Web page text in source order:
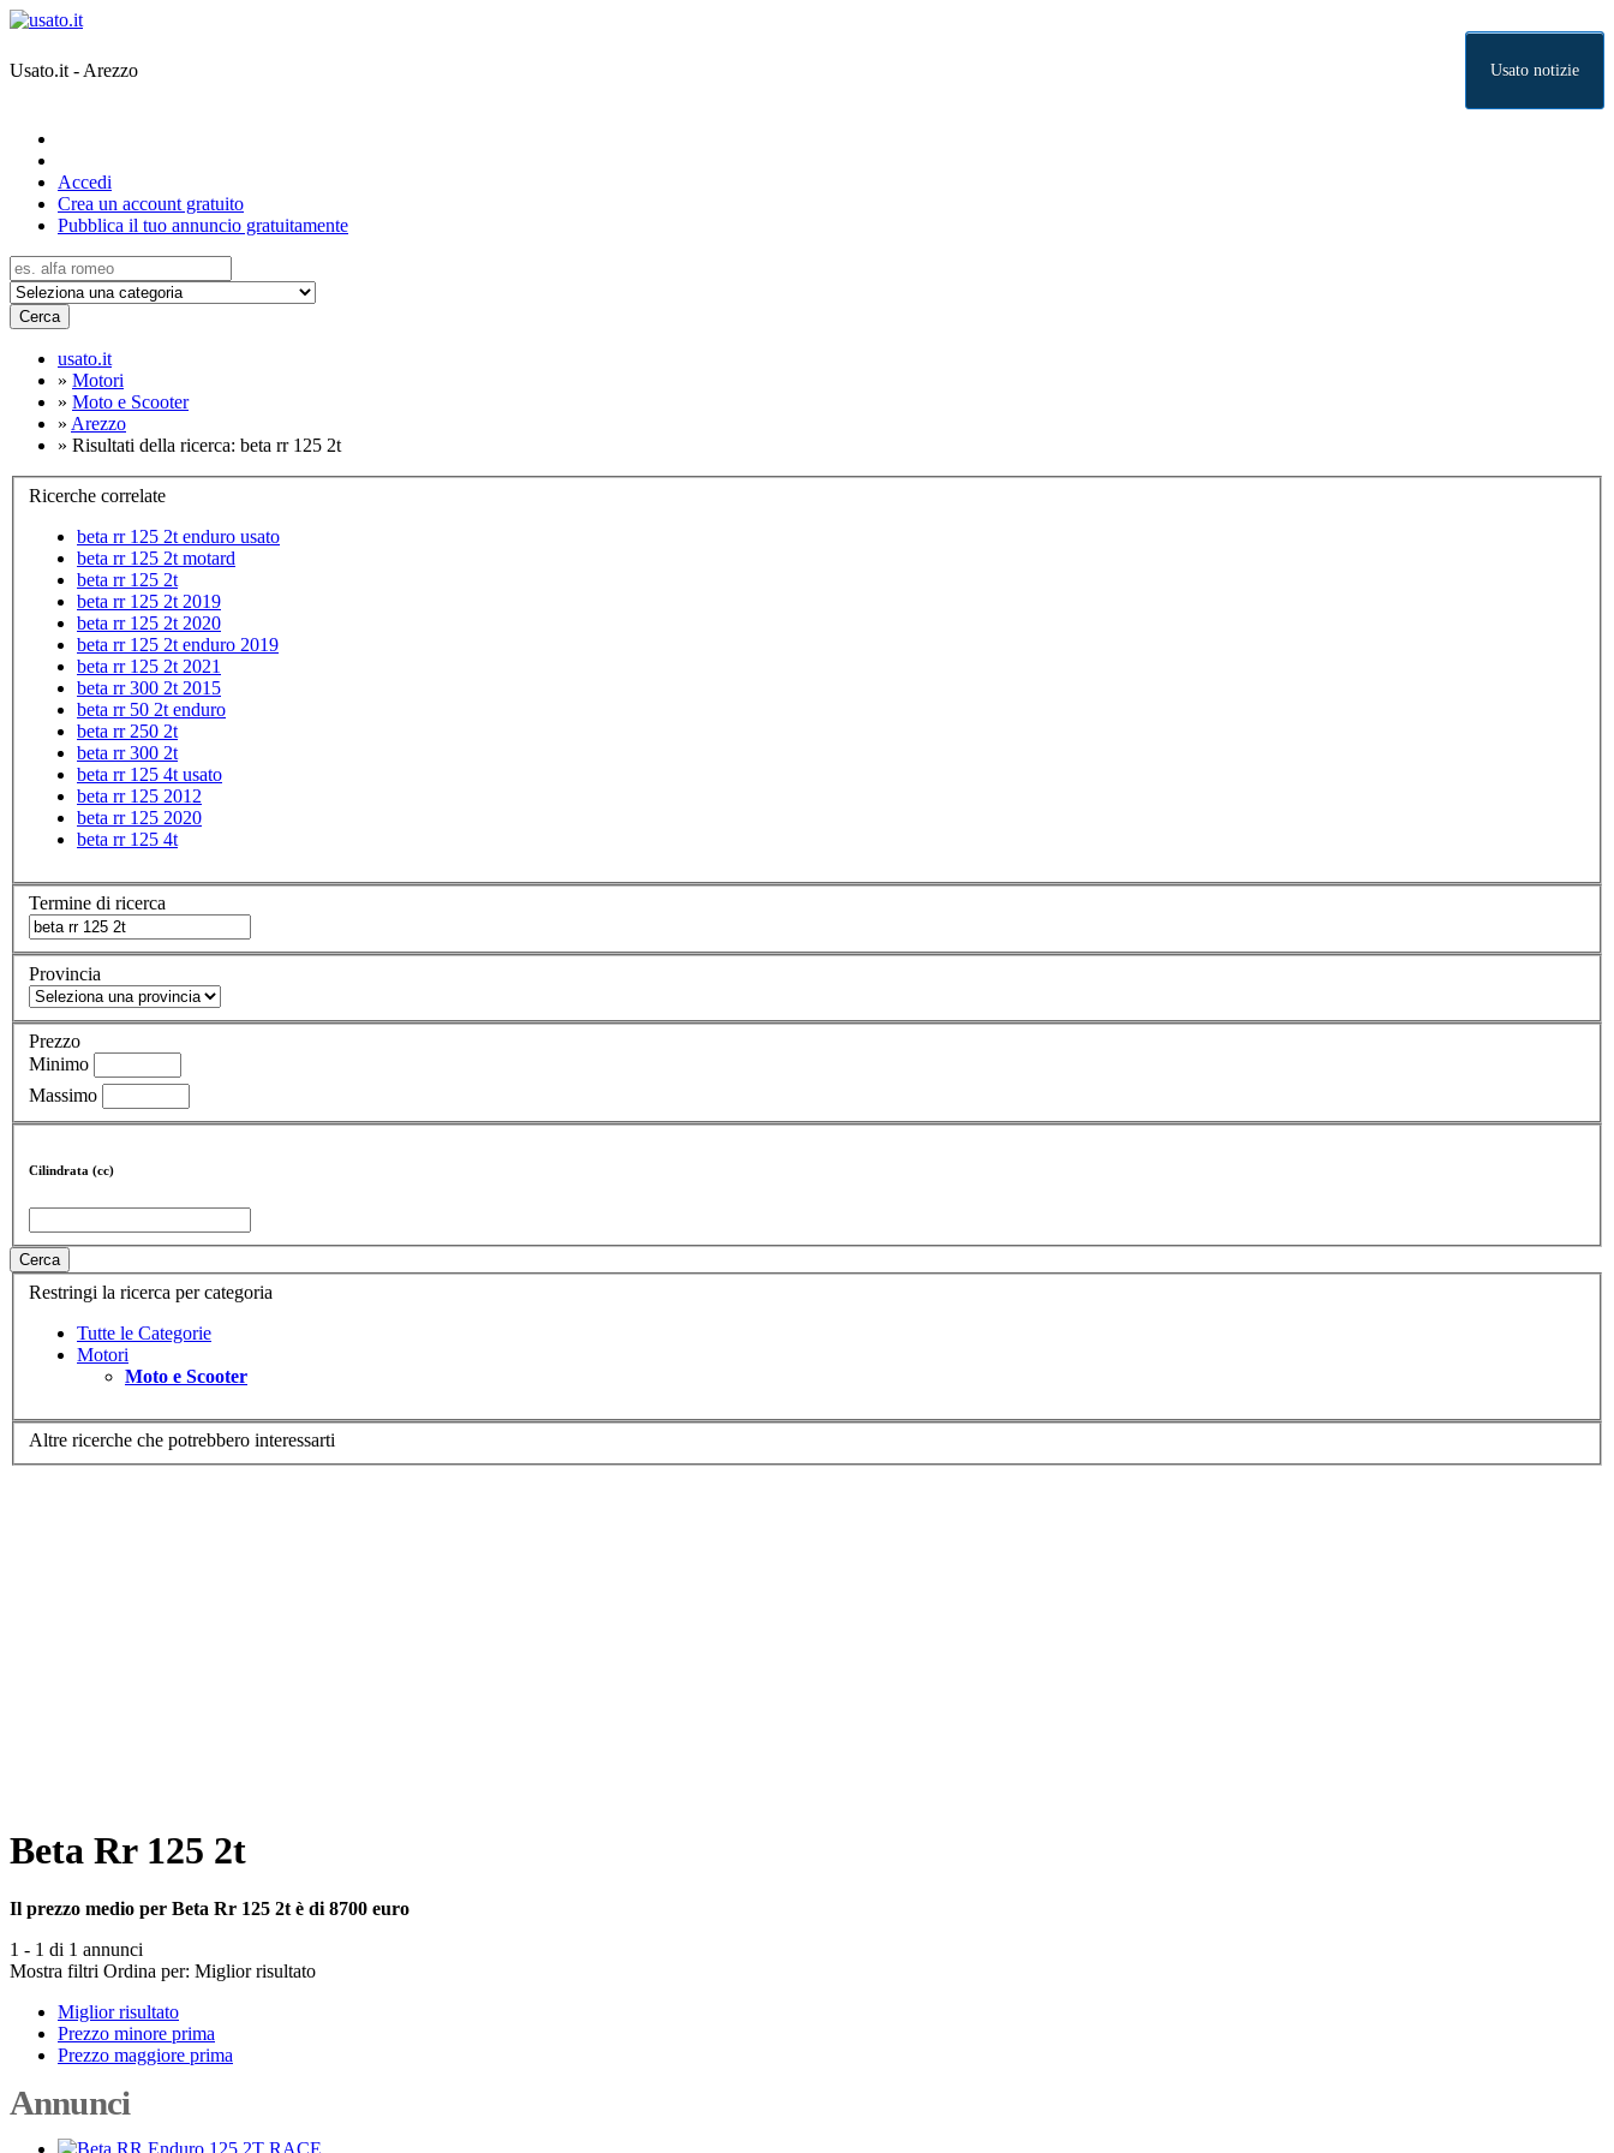
Usato.it - Arezzo Usato notizie
Accedi
Crea un account gratuito
Pubblica il tuo annuncio gratuitamente
Cerca
usato.it
» Motori
» Moto e Scooter
» Arezzo
» Risultati della ricerca: beta rr 125 2t
Ricerche correlate
beta rr 125 2t enduro usato
beta rr 125 2t motard
beta rr 125 2t
beta rr 125 2t 2019
beta rr 125 2t 2020
beta rr 125 2t enduro 2019
beta rr 125 2t 2021
beta rr 300 2t 2015
beta rr 50 2t enduro
beta rr 250 2t
beta rr 300 2t
beta rr 125 4t usato
beta rr 125 2012
beta rr 125 2020
beta rr 125 4t
Termine di ricerca
Provincia
Prezzo
Minimo
Massimo
Cilindrata (cc)
Cerca
Restringi la ricerca per categoria
Tutte le Categorie
Motori
Moto e Scooter
Altre ricerche che potrebbero interessarti
Beta Rr 125 2t
Il prezzo medio per Beta Rr 125 2t è di 8700 euro
1 - 1 di 1 annunci
Mostra filtri Ordina per: Miglior risultato
Miglior risultato
Prezzo minore prima
Prezzo maggiore prima
Annunci